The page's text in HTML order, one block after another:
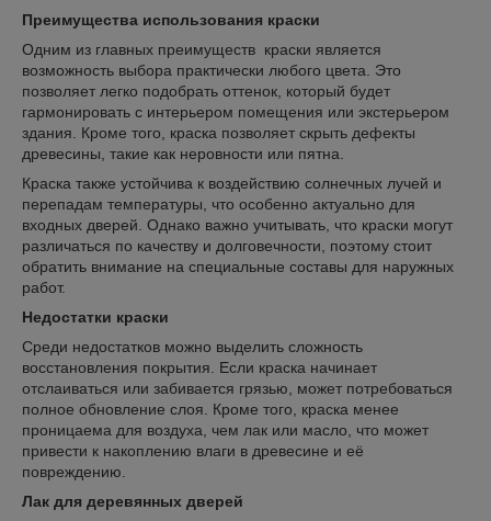
Преимущества использования краски
Одним из главных преимуществ краски является
возможность выбора практически любого цвета. Это
позволяет легко подобрать оттенок, который будет
гармонировать с интерьером помещения или экстерьером
здания. Кроме того, краска позволяет скрыть дефекты
древесины, такие как неровности или пятна.
Краска также устойчива к воздействию солнечных лучей и
перепадам температуры, что особенно актуально для
входных дверей. Однако важно учитывать, что краски могут
различаться по качеству и долговечности, поэтому стоит
обратить внимание на специальные составы для наружных
работ.
Недостатки краски
Среди недостатков можно выделить сложность
восстановления покрытия. Если краска начинает
отслаиваться или забивается грязью, может потребоваться
полное обновление слоя. Кроме того, краска менее
проницаема для воздуха, чем лак или масло, что может
привести к накоплению влаги в древесине и её
повреждению.
Лак для деревянных дверей